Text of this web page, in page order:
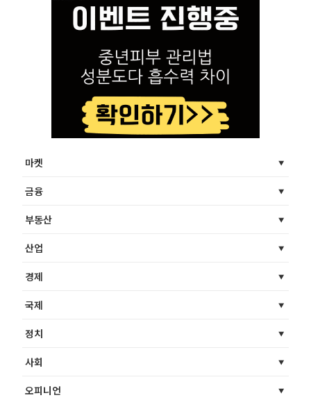
마켓
금융
부동산
산업
경제
국제
정치
사회
오피니언